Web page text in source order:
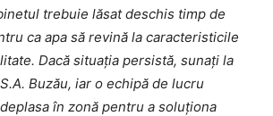
trebuie lăsat deschis timp de
ca apa să revină la caracteristicile
Dacă situația persistă, sunați la
Buzău, iar o echipă de lucru
în zonă pentru a soluționa